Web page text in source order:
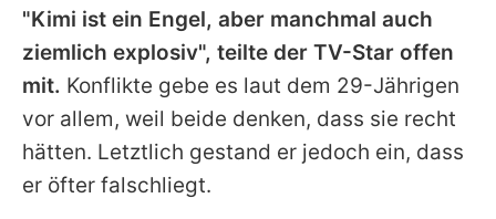
Redaktionelle Richtlinien
Impressum
Datenschutzerklärung
Nutzungsbedingungen
"Kimi ist ein Engel, aber manchmal auch
ziemlich explosiv", teilte der TV-Star offen
mit. Konflikte gebe es laut dem 29-Jährigen
vor allem, weil beide denken, dass sie recht
hätten. Letztlich gestand er jedoch ein, dass
er öfter falschliegt.